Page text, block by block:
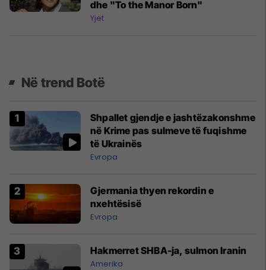
dhe "To the Manor Born"
Yjet
Në trend Botë
Shpallet gjendje e jashtëzakonshme
në Krime pas sulmeve të fuqishme
të Ukrainës
Evropa
Gjermania thyen rekordin e
nxehtësisë
Evropa
Hakmerret SHBA-ja, sulmon Iranin
Amerika